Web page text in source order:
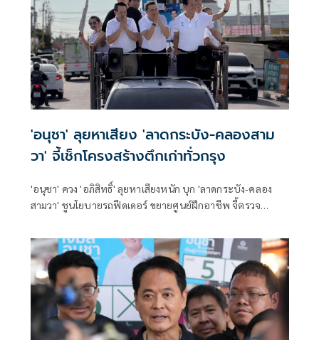
'อนุชา' ลุยหาเสียง 'ลาดกระบัง-คลองสาม
วา' จี้เช็กโครงสร้างตึกเก่าทั่วกรุง
'อนุชา' ควง 'อภิสิทธิ์' ลุยหาเสียงหนัก บุก 'ลาดกระบัง-คลอง
สามวา' ชูนโยบายรถฟีดเดอร์ ขยายศูนย์ฝึกอาชีพ จี้ตรวจ